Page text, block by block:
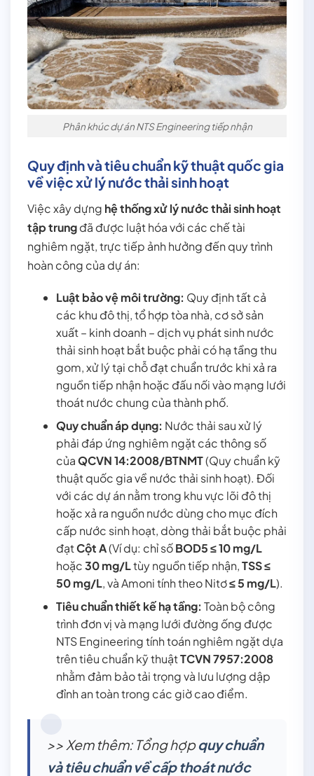
Phân khúc dự án NTS Engineering tiếp nhận
Quy định và tiêu chuẩn kỹ thuật quốc gia
về việc xử lý nước thải sinh hoạt
Việc xây dựng hệ thống xử lý nước thải sinh hoạt
tập trungđã được luật hóa với các chế tài
nghiêm ngặt, trực tiếp ảnh hưởng đến quy trình
hoàn công của dự án:
Luật bảo vệ môi trường: Quy định tất cả
các khu đô thị, tổ hợp tòa nhà, cơ sở sản
xuất – kinh doanh – dịch vụ phát sinh nước
thải sinh hoạt bắt buộc phải có hạ tầng thu
gom, xử lý tại chỗ đạt chuẩn trước khi xả ra
nguồn tiếp nhận hoặc đấu nối vào mạng lưới
thoát nước chung của thành phố.
Quy chuẩn áp dụng: Nước thải sau xử lý
phải đáp ứng nghiêm ngặt các thông số
củaQCVN 14:2008/BTNMT(Quy chuẩn kỹ
thuật quốc gia về nước thải sinh hoạt). Đối
với các dự án nằm trong khu vực lõi đô thị
hoặc xả ra nguồn nước dùng cho mục đích
cấp nước sinh hoạt, dòng thải bắt buộc phải
đạtCột A(Ví dụ: chỉ sốBOD5 ≤ 10 mg/L
hoặc30 mg/Ltùy nguồn tiếp nhận,TSS ≤
50 mg/L, và Amoni tính theo Nitơ≤ 5 mg/L).
Tiêu chuẩn thiết kế hạ tầng: Toàn bộ công
trình đơn vị và mạng lưới đường ống được
NTS Engineering tính toán nghiêm ngặt dựa
trên tiêu chuẩn kỹ thuậtTCVN 7957:2008
nhằm đảm bảo tải trọng và lưu lượng dập
đỉnh an toàn trong các giờ cao điểm.
>> Xem thêm: Tổng hợpquy chuẩn
và tiêu chuẩn về cấp thoát nước